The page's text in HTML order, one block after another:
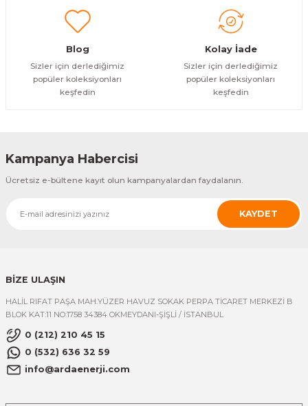
Blog
Sizler için derlediğimiz
popüler koleksiyonları
keşfedin
Kolay İade
Sizler için derlediğimiz
popüler koleksiyonları
keşfedin
Kampanya Habercisi
Ücretsiz e-bültene kayıt olun kampanyalardan faydalanın.
KAYDET
BİZE ULAŞIN
HALİL RIFAT PAŞA MAH.YÜZER HAVUZ SOKAK PERPA TİCARET MERKEZİ B
BLOK KAT:11 NO:1758 34384 OKMEYDANI-ŞİŞLİ / İSTANBUL
0 (212) 210 45 15
0 (532) 636 32 59
info@ardaenerji.com